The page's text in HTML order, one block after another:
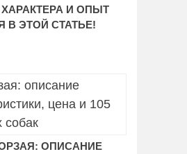
И ОПЫТ
В ЭТОЙ СТАТЬЕ!
ОПИСАНИЕ